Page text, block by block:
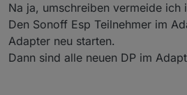
durch den Zusatz "PZ"
nun
neu =
Na ja, umschreiben vermeide ich
Den Sonoff Esp Teilnehmer im
Adapter neu starten.
Dann sind alle neuen DP im